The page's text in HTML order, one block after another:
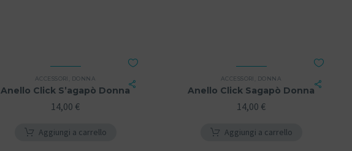
ACCESSORI DONNA
Anello Click S’agapò Donna
14,00 €
Aggiungi a carrello
ACCESSORI DONNA
Anello Click Sagapò Donna
14,00 €
Aggiungi a carrello